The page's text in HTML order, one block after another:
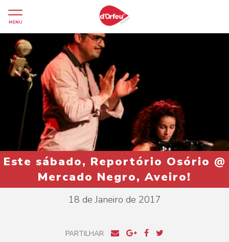
MENU
Este sábado, Reportório Osório @
Mercado Negro, Aveiro!
18 de Janeiro de 2017
PARTILHAR